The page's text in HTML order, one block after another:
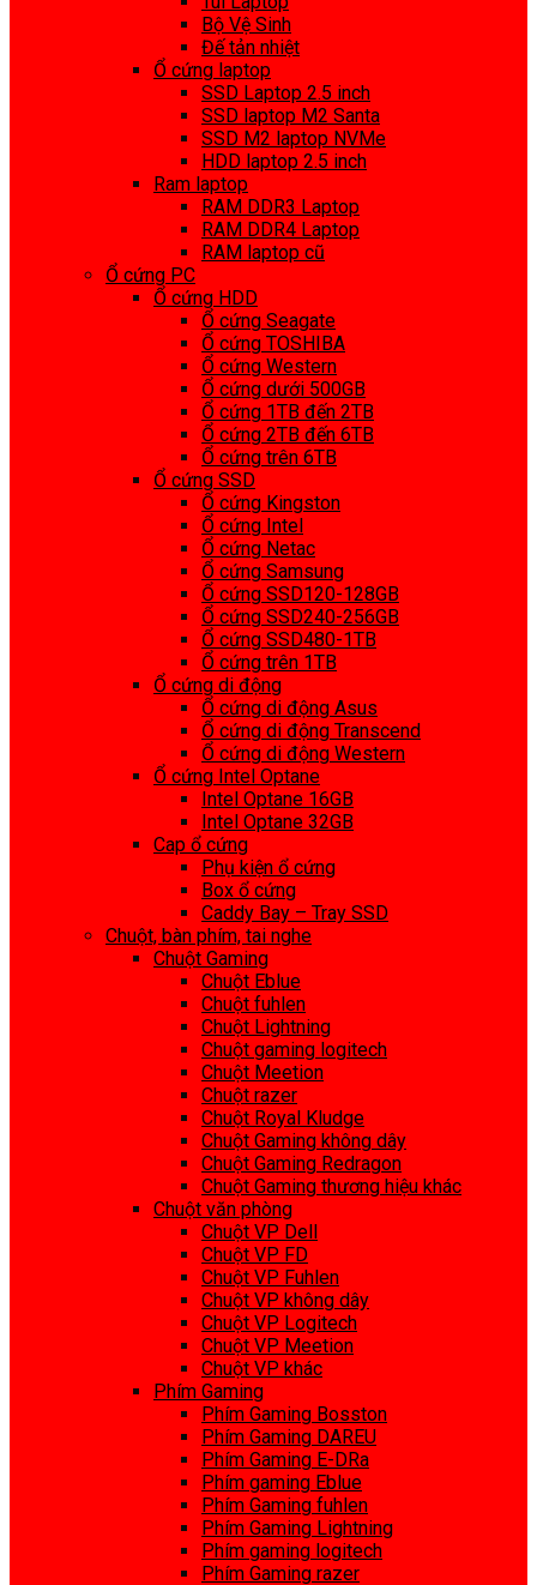
Bộ Vệ Sinh
Đế tản nhiệt
Ổ cứng laptop
SSD Laptop 2.5 inch
SSD laptop M2 Santa
SSD M2 laptop NVMe
HDD laptop 2.5 inch
Ram laptop
RAM DDR3 Laptop
RAM DDR4 Laptop
RAM laptop cũ
Ổ cứng PC
Ổ cứng HDD
Ổ cứng Seagate
Ổ cứng TOSHIBA
Ổ cứng Western
Ổ cứng dưới 500GB
Ổ cứng 1TB đến 2TB
Ổ cứng 2TB đến 6TB
Ổ cứng trên 6TB
Ổ cứng SSD
Ổ cứng Kingston
Ổ cứng Intel
Ổ cứng Netac
Ổ cứng Samsung
Ổ cứng SSD120-128GB
Ổ cứng SSD240-256GB
Ổ cứng SSD480-1TB
Ổ cứng trên 1TB
Ổ cứng di động
Ổ cứng di động Asus
Ổ cứng di động Transcend
Ổ cứng di động Western
Ổ cứng Intel Optane
Intel Optane 16GB
Intel Optane 32GB
Cap ổ cứng
Phụ kiện ổ cứng
Box ổ cứng
Caddy Bay – Tray SSD
Chuột, bàn phím, tai nghe
Chuột Gaming
Chuột Eblue
Chuột fuhlen
Chuột Lightning
Chuột gaming logitech
Chuột Meetion
Chuột razer
Chuột Royal Kludge
Chuột Gaming không dây
Chuột Gaming Redragon
Chuột Gaming thương hiệu khác
Chuột văn phòng
Chuột VP Dell
Chuột VP FD
Chuột VP Fuhlen
Chuột VP không dây
Chuột VP Logitech
Chuột VP Meetion
Chuột VP khác
Phím Gaming
Phím Gaming Bosston
Phím Gaming DAREU
Phím Gaming E-DRa
Phím gaming Eblue
Phím Gaming fuhlen
Phím Gaming Lightning
Phím gaming logitech
Phím Gaming razer